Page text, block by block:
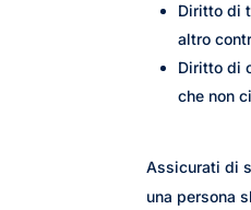
Diritto di
altro
Diritto di
che non
Assicurati di
una persona